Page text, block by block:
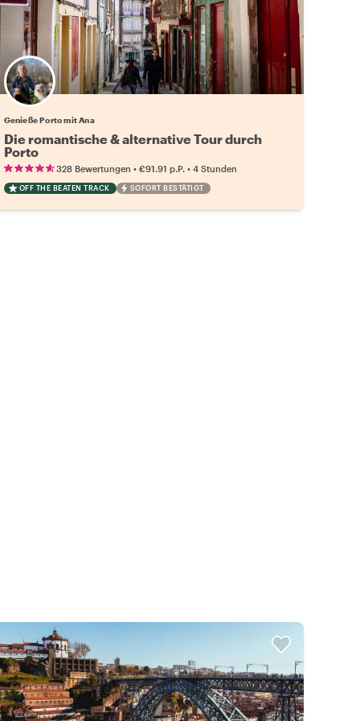
Genieße Porto mit Ana
Die romantische & alternative Tour durch
Porto
328 Bewertungen • €91.91 p.P. • 4 Stunden
OFF THE BEATEN TRACK SOFORT BESTÄTIGT